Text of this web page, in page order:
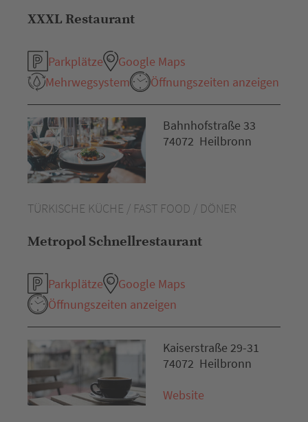
XXXL Restaurant
Parkplätze
Google Maps
Mehrwegsystem
Öffnungszeiten anzeigen
TÜRKISCHE KÜCHE / FAST FOOD / DÖNER
Metropol Schnellrestaurant
Parkplätze
Google Maps
Öffnungszeiten anzeigen
Bahnhofstraße 33
74072 Heilbronn
Kaiserstraße 29-31
74072 Heilbronn
Website